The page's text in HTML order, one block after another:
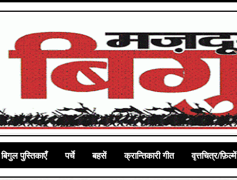
बिगुल पुस्तिकाएँ पर्चे बहसें क्रान्तिकारी गीत वृत्तचित्र/फ़िल्में